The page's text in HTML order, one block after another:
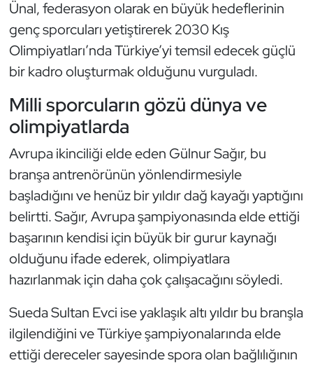
Ünal, federasyon olarak en büyük hedeflerinin
genç sporcuları yetiştirerek 2030 Kış
Olimpiyatları’nda Türkiye’yi temsil edecek güçlü
bir kadro oluşturmak olduğunu vurguladı.
Milli sporcuların gözü dünya ve
olimpiyatlarda
Avrupa ikinciliği elde eden Gülnur Sağır, bu
branşa antrenörünün yönlendirmesiyle
başladığını ve henüz bir yıldır dağ kayağı yaptığını
belirtti. Sağır, Avrupa şampiyonasında elde ettiği
başarının kendisi için büyük bir gurur kaynağı
olduğunu ifade ederek, olimpiyatlara
hazırlanmak için daha çok çalışacağını söyledi.
Sueda Sultan Evci ise yaklaşık altı yıldır bu branşla
ilgilendiğini ve Türkiye şampiyonalarında elde
ettiği dereceler sayesinde spora olan bağlılığının